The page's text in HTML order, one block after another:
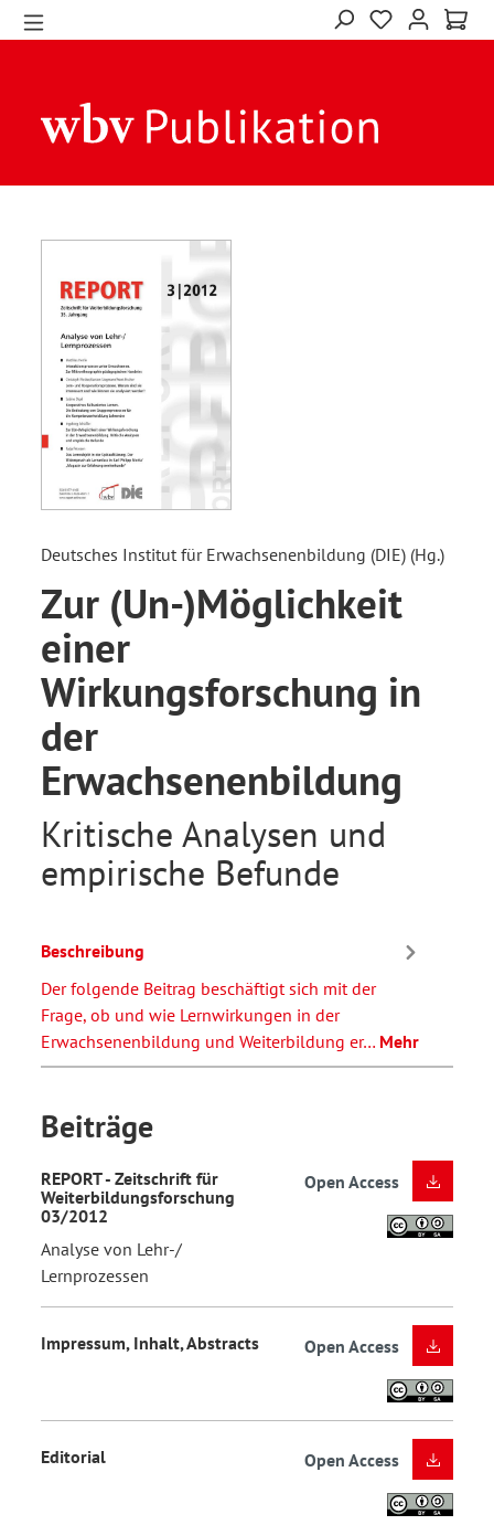
Deutsches Institut für Erwachsenenbildung (DIE) (Hg.)
Zur (Un-)Möglichkeit
einer
Wirkungsforschung in
der
Erwachsenenbildung
Kritische Analysen und
empirische Befunde
Beschreibung
Der folgende Beitrag beschäftigt sich mit der
Frage, ob und wie Lernwirkungen in der
Erwachsenenbildung und Weiterbildung er… Mehr
Beiträge
REPORT - Zeitschrift für
Weiterbildungsforschung
03/2012
Analyse von Lehr-/
Lernprozessen
Open Access
Impressum, Inhalt, Abstracts Open Access
Editorial Open Access